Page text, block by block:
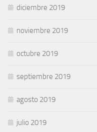
diciembre 2019
noviembre 2019
octubre 2019
septiembre 2019
agosto 2019
julio 2019